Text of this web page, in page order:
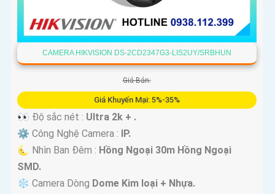
CAMERA HIKVISION DS-2CD2347G3-LIS2UY/SRBHUN
Giá Bán:
Giá Khuyến Mại: 5%-35%
️
👀 Độ sắc nét : Ultra 2k + .
⚙ Công Nghệ Camera : IP.
🌜 Nhìn Ban Đêm : Hồng Ngoại 30m Hồng Ngoại
SMD.
❄ Camera Dòng Dome Kim loại + Nhựa.